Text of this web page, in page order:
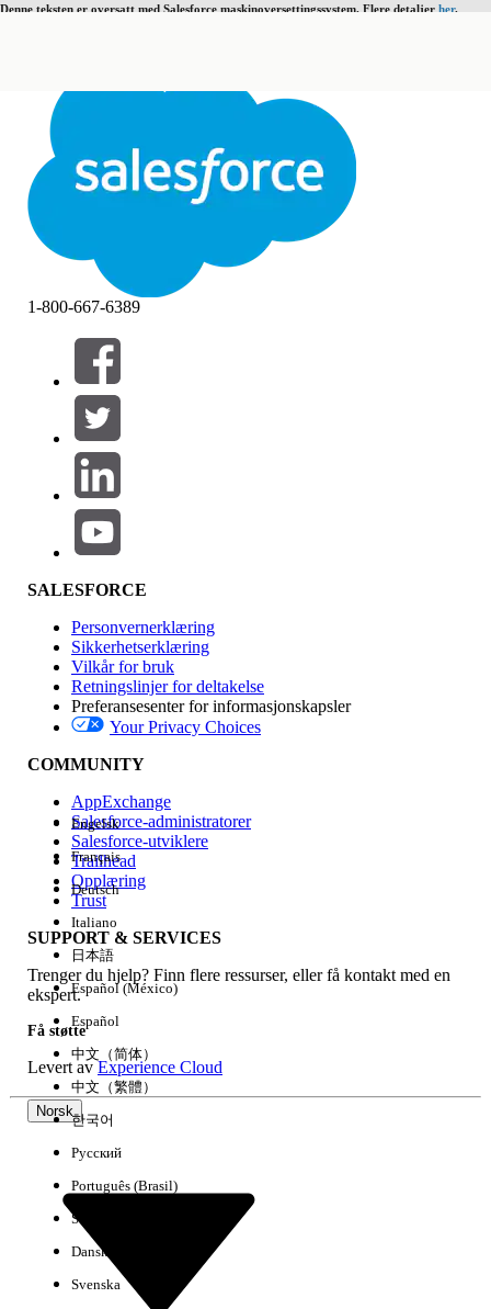
Denne teksten er oversatt med Salesforce maskinoversettingssystem. Flere detaljer her.
Avslutt Avslutt
Filtre (0)
VELG FILTRE
Produktområde
Funksjonsinnvirkning
Utgave
Erfaring
Fjern alle Utført
1-800-667-6389
SALESFORCE
Personvernerklæring
Sikkerhetserklæring
Vilkår for bruk
Retningslinjer for deltakelse
Preferansesenter for informasjonskapsler
Your Privacy Choices
COMMUNITY
AppExchange
Salesforce-administratorer
Salesforce-utviklere
Trailhead
Opplæring
Trust
SUPPORT & SERVICES
Trenger du hjelp? Finn flere ressurser, eller få kontakt med en
ekspert.
Få støtte
Levert avExperience Cloud
Norsk
Engelsk
Français
Deutsch
Italiano
日本語
Español (México)
Español
中文（简体）
中文（繁體）
한국어
Русский
Português (Brasil)
Suomi
Dansk
Svenska